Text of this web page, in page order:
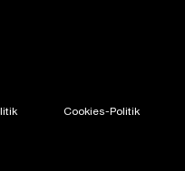
Cookies-Politik